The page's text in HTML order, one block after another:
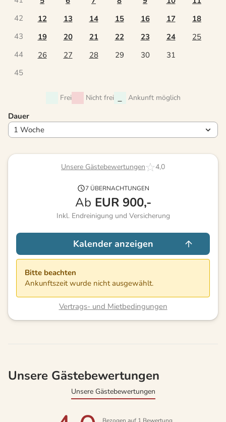
42
12 13 14 15 16 17
18
43
19 20 21 22 23 24
25
44
26 27 28 29 30
31
45
Frei Nicht frei Ankunft möglich
Dauer
Unsere Gästebewertungen 4,0
7 ÜBERNACHTUNGEN
Ab EUR 900,-
Inkl. Endreinigung und Versicherung
Kalender anzeigen
Bitte beachten
Ankunftszeit wurde nicht ausgewählt.
Vertrags- und Mietbedingungen
Unsere Gästebewertungen
Unsere Gästebewertungen